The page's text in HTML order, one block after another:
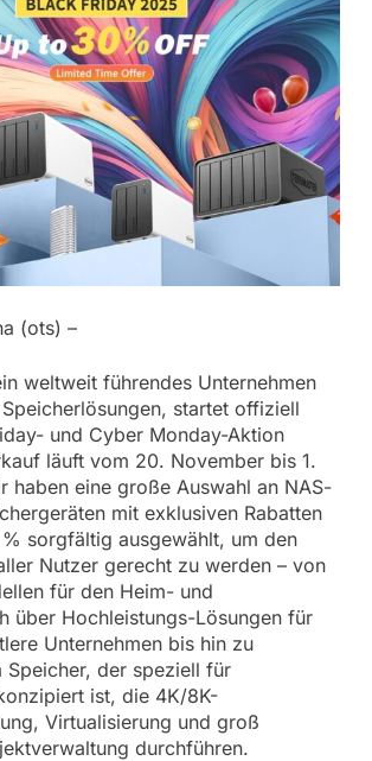
(ots) –
weltweit führendes Unternehmen
startet offiziell
und Cyber Monday-Aktion
läuft vom 20. November bis 1.
haben eine große Auswahl an NAS-
mit exklusiven Rabatten
sorgfältig ausgewählt, um den
Nutzer gerecht zu werden – von
für den Heim- und
über Hochleistungs-Lösungen für
Unternehmen bis hin zu
Speicher, der speziell für
ist, die 4K/8K-
Virtualisierung und groß
durchführen.